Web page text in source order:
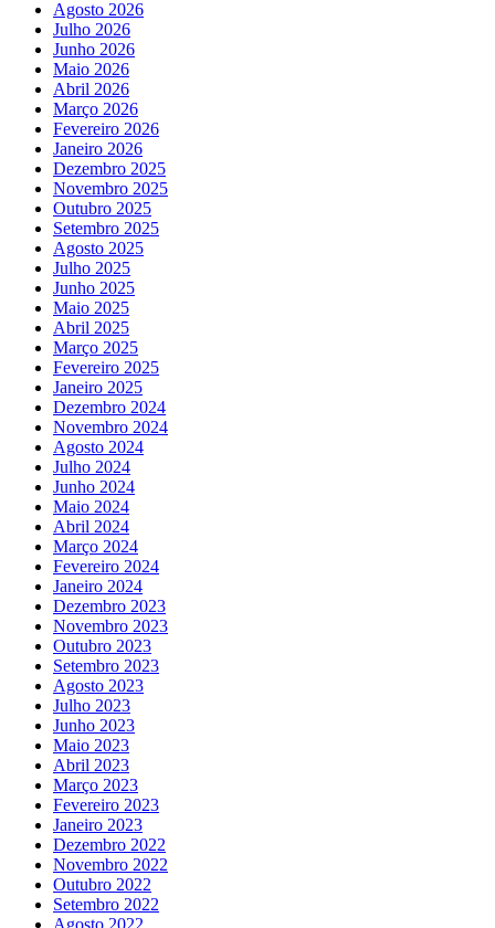
Agosto 2026
Julho 2026
Junho 2026
Maio 2026
Abril 2026
Março 2026
Fevereiro 2026
Janeiro 2026
Dezembro 2025
Novembro 2025
Outubro 2025
Setembro 2025
Agosto 2025
Julho 2025
Junho 2025
Maio 2025
Abril 2025
Março 2025
Fevereiro 2025
Janeiro 2025
Dezembro 2024
Novembro 2024
Agosto 2024
Julho 2024
Junho 2024
Maio 2024
Abril 2024
Março 2024
Fevereiro 2024
Janeiro 2024
Dezembro 2023
Novembro 2023
Outubro 2023
Setembro 2023
Agosto 2023
Julho 2023
Junho 2023
Maio 2023
Abril 2023
Março 2023
Fevereiro 2023
Janeiro 2023
Dezembro 2022
Novembro 2022
Outubro 2022
Setembro 2022